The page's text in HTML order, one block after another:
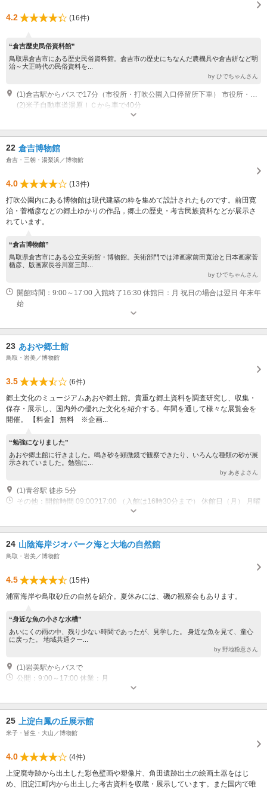
4.2 (16件)
“倉吉歴史民俗資料館”
鳥取県倉吉市にある歴史民俗資料館。倉吉市の歴史にちなんだ農機具や倉吉絣など明
治～大正時代の民俗資料を...
by ひでちゃんさん
(2)米子自動車道湯原ＩＣから車で40分
開館時間：9:00～17:00 休館：月 祝日の場合は翌日
22 倉吉博物館
倉吉・三朝・湯梨浜／博物館
4.0
(13件)
打吹公園内にある博物館は現代建築の粋を集めて設計されたものです。前田寛
治・菅楯彦などの郷土ゆかりの作品，郷土の歴史・考古民族資料などが展示さ
れています。
“倉吉博物館”
鳥取県倉吉市にある公立美術館・博物館。美術部門では洋画家前田寛治と日本画家菅
楯彦、版画家長谷川富三郎...
by ひでちゃんさん
開館時間：9:00～17:00 入館終了16:30 休館日：月 祝日の場合は翌日 年末年
始
23 あおや郷土館
鳥取・岩美／博物館
3.5
(6件)
郷土文化のミュージアムあおや郷土館。貴重な郷土資料を調査研究し、収集・
保存・展示し、国内外の優れた文化を紹介する。年間を通して様々な展覧会を
開催。 【料金】 無料 ※企画...
“勉強になりました”
あおや郷土館に行きました。鳴き砂を顕微鏡で観察できたり、いろんな種類の砂が展
示されていました。勉強に...
by あきよさん
(1)青谷駅 徒歩 5分
その他：開館時間 09:00?17:00 （入館は16時30分まで） 休館日（月） 月曜
が祝日の場合は翌日、祝日の翌日（その日が日曜日、土曜日または休日であ
24 山陰海岸ジオパーク海と大地の自然館
鳥取・岩美／博物館
4.5
(15件)
浦富海岸や鳥取砂丘の自然を紹介。夏休みには、磯の観察会もあります。
“身近な魚の小さな水槽”
あいにくの雨の中、残り少ない時間であったが、見学した。 身近な魚を見て、童心
に戻った。 地域共通クー...
by 野地粉意さん
(1)岩美駅からバスで
公開：9:00～17:00 休業：月
25 上淀白鳳の丘展示館
米子・皆生・大山／博物館
4.0
(4件)
上淀廃寺跡から出土した彩色壁画や塑像片、角田遺跡出土の絵画土器をはじ
め、旧淀江町内から出土した考古資料を収蔵・展示しています。また国内で唯